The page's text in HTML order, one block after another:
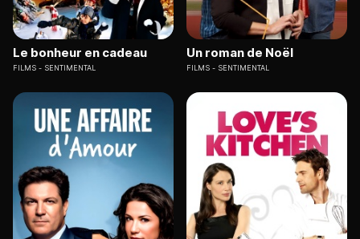
Le bonheur en cadeau
FILMS SENTIMENTAL
Un roman de Noël
FILMS SENTIMENTAL